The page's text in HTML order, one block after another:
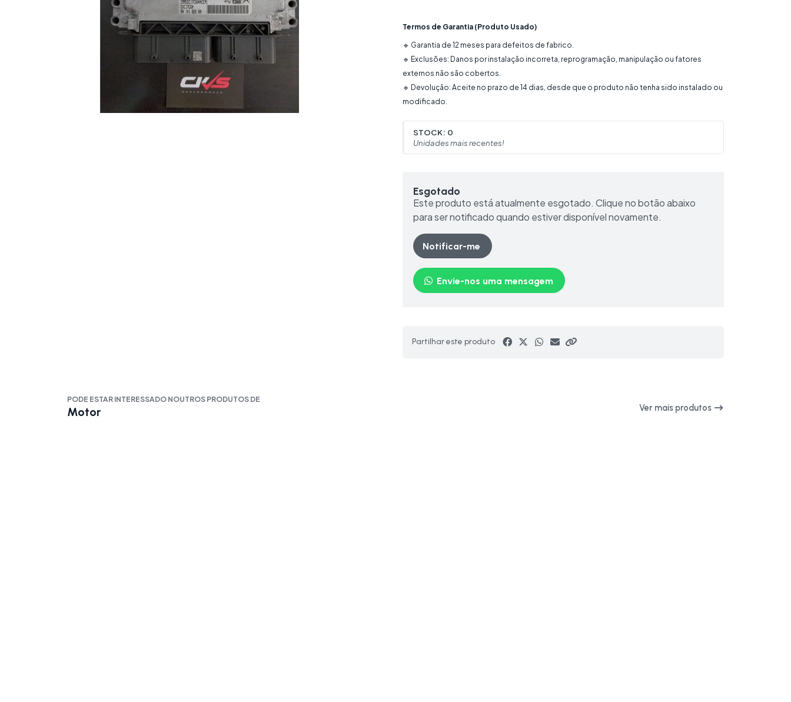
Termos de Garantia (Produto Usado)
🔹 Garantia de 12 meses para defeitos de fabrico.
🔹 Exclusões: Danos por instalação incorreta, reprogramação, manipulação ou fatores
externos não são cobertos.
🔹 Devolução: Aceite no prazo de 14 dias, desde que o produto não tenha sido instalado ou
modificado.
STOCK: 0
Unidades mais recentes!
Esgotado
Este produto está atualmente esgotado. Clique no botão abaixo
para ser notificado quando estiver disponível novamente.
Notificar-me
Envie-nos uma mensagem
Partilhar este produto
PODE ESTAR INTERESSADO NOUTROS PRODUTOS DE
Motor Ver mais produtos